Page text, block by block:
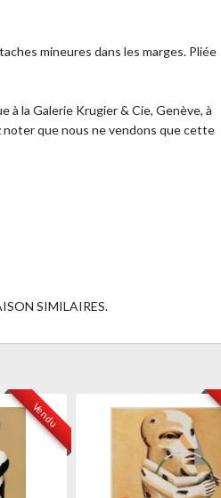
mineures dans les marges. Pliée
la Galerie Krugier & Cie, Genève, à
que nous ne vendons que cette
SIMILAIRES.
Vendu